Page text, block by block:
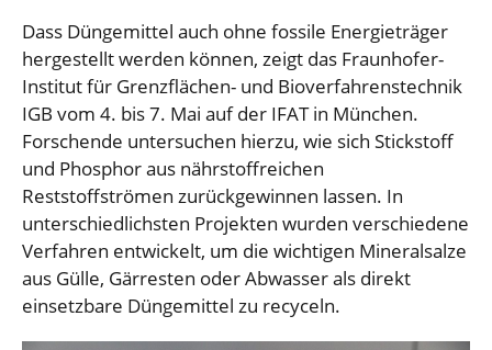
Dass Düngemittel auch ohne fossile Energieträger
hergestellt werden können, zeigt das Fraunhofer-
Institut für Grenzflächen- und Bioverfahrenstechnik
IGB vom 4. bis 7. Mai auf der IFAT in München.
Forschende untersuchen hierzu, wie sich Stickstoff
und Phosphor aus nährstoffreichen
Reststoffströmen zurückgewinnen lassen. In
unterschiedlichsten Projekten wurden verschiedene
Verfahren entwickelt, um die wichtigen Mineralsalze
aus Gülle, Gärresten oder Abwasser als direkt
einsetzbare Düngemittel zu recyceln.